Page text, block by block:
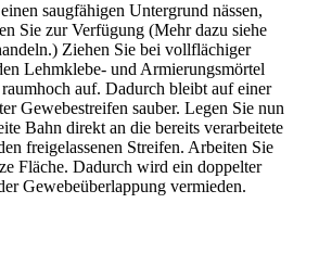
saugfähigen Untergrund nässen,
Sie zur Verfügung (Mehr dazu siehe
Ziehen Sie bei vollflächiger
Lehmklebe- und Armierungsmörtel
auf. Dadurch bleibt auf einer
Gewebestreifen sauber. Legen Sie nun
Bahn direkt an die bereits verarbeitete
freigelassenen Streifen. Arbeiten Sie
Fläche. Dadurch wird ein doppelter
Gewebeüberlappung vermieden.